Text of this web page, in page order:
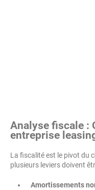
Analyse fiscale :
entreprise
La fiscalité est le pivot du
plusieurs leviers doivent
Amortissements